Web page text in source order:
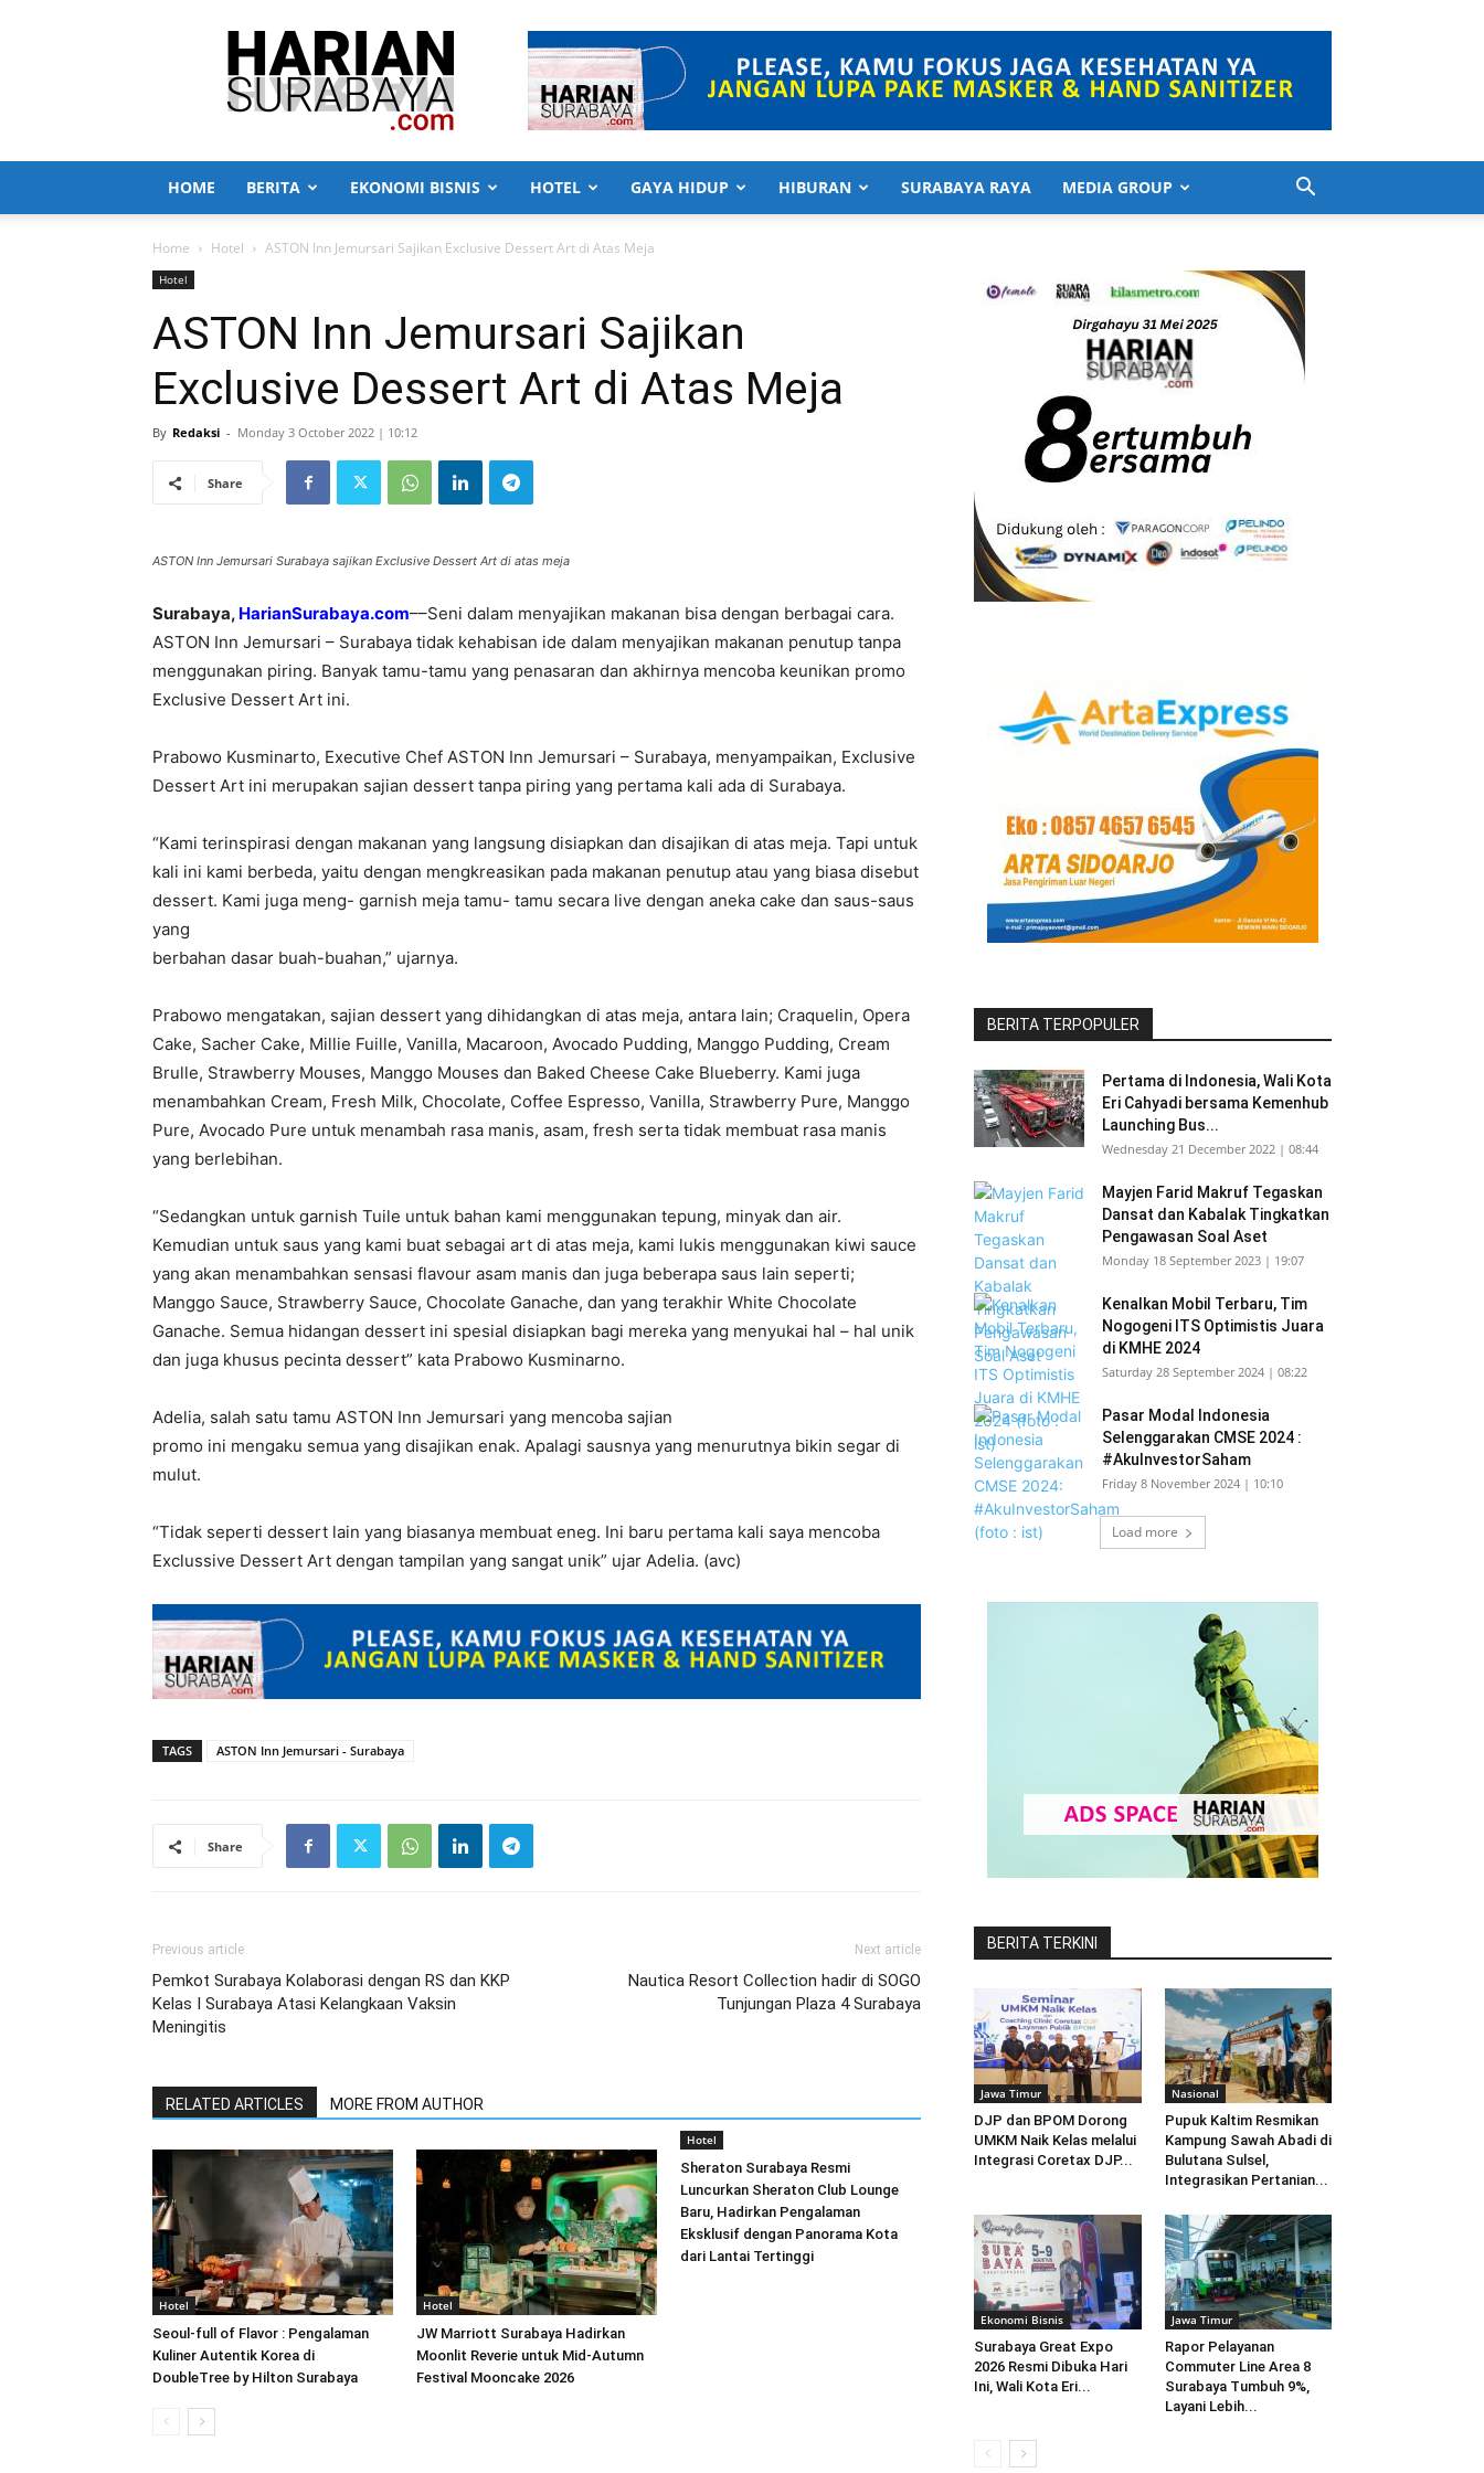
Harian
Surabaya
HOME BERITA EKONOMI BISNIS HOTEL GAYA HIDUP HIBURAN SURABAYA RAYA MEDIA GROUP
Home Hotel ASTON Inn Jemursari Sajikan Exclusive Dessert Art di Atas Meja
Hotel
ASTON Inn Jemursari Sajikan
Exclusive Dessert Art di Atas Meja
By Redaksi - Monday 3 October 2022 | 10:12
Share
ASTON Inn Jemursari Surabaya sajikan Exclusive Dessert Art di atas meja
Surabaya, HarianSurabaya.com––Seni dalam menyajikan makanan bisa dengan berbagai cara.
ASTON Inn Jemursari – Surabaya tidak kehabisan ide dalam menyajikan makanan penutup tanpa
menggunakan piring. Banyak tamu-tamu yang penasaran dan akhirnya mencoba keunikan promo
Exclusive Dessert Art ini.
Prabowo Kusminarto, Executive Chef ASTON Inn Jemursari – Surabaya, menyampaikan, Exclusive
Dessert Art ini merupakan sajian dessert tanpa piring yang pertama kali ada di Surabaya.
“Kami terinspirasi dengan makanan yang langsung disiapkan dan disajikan di atas meja. Tapi untuk
kali ini kami berbeda, yaitu dengan mengkreasikan pada makanan penutup atau yang biasa disebut
dessert. Kami juga meng- garnish meja tamu- tamu secara live dengan aneka cake dan saus-saus
yang
berbahan dasar buah-buahan,” ujarnya.
Prabowo mengatakan, sajian dessert yang dihidangkan di atas meja, antara lain; Craquelin, Opera
Cake, Sacher Cake, Millie Fuille, Vanilla, Macaroon, Avocado Pudding, Manggo Pudding, Cream
Brulle, Strawberry Mouses, Manggo Mouses dan Baked Cheese Cake Blueberry. Kami juga
menambahkan Cream, Fresh Milk, Chocolate, Coffee Espresso, Vanilla, Strawberry Pure, Manggo
Pure, Avocado Pure untuk menambah rasa manis, asam, fresh serta tidak membuat rasa manis
yang berlebihan.
“Sedangkan untuk garnish Tuile untuk bahan kami menggunakan tepung, minyak dan air.
Kemudian untuk saus yang kami buat sebagai art di atas meja, kami lukis menggunakan kiwi sauce
yang akan menambahkan sensasi flavour asam manis dan juga beberapa saus lain seperti;
Manggo Sauce, Strawberry Sauce, Chocolate Ganache, dan yang terakhir White Chocolate
Ganache. Semua hidangan dessert ini spesial disiapkan bagi mereka yang menyukai hal – hal unik
dan juga khusus pecinta dessert” kata Prabowo Kusminarno.
Adelia, salah satu tamu ASTON Inn Jemursari yang mencoba sajian
promo ini mengaku semua yang disajikan enak. Apalagi sausnya yang menurutnya bikin segar di
mulut.
“Tidak seperti dessert lain yang biasanya membuat eneg. Ini baru pertama kali saya mencoba
Exclussive Dessert Art dengan tampilan yang sangat unik” ujar Adelia. (avc)
TAGS ASTON Inn Jemursari - Surabaya
Share
Previous article
Pemkot Surabaya Kolaborasi dengan RS dan KKP
Kelas I Surabaya Atasi Kelangkaan Vaksin
Meningitis
Next article
Nautica Resort Collection hadir di SOGO
Tunjungan Plaza 4 Surabaya
RELATED ARTICLES MORE FROM AUTHOR
Hotel
Seoul-full of Flavor : Pengalaman
Kuliner Autentik Korea di
DoubleTree by Hilton Surabaya
Hotel
JW Marriott Surabaya Hadirkan
Moonlit Reverie untuk Mid-Autumn
Festival Mooncake 2026
Hotel
Sheraton Surabaya Resmi
Luncurkan Sheraton Club Lounge
Baru, Hadirkan Pengalaman
Eksklusif dengan Panorama Kota
dari Lantai Tertinggi
BERITA TERPOPULER
Pertama di Indonesia, Wali Kota
Eri Cahyadi bersama Kemenhub
Launching Bus...
Wednesday 21 December 2022 | 08:44
Mayjen Farid Makruf Tegaskan
Dansat dan Kabalak Tingkatkan
Pengawasan Soal Aset
Monday 18 September 2023 | 19:07
Kenalkan Mobil Terbaru, Tim
Nogogeni ITS Optimistis Juara
di KMHE 2024
Saturday 28 September 2024 | 08:22
Pasar Modal Indonesia
Selenggarakan CMSE 2024 :
#AkuInvestorSaham
Friday 8 November 2024 | 10:10
Load more
BERITA TERKINI
Jawa Timur
DJP dan BPOM Dorong
UMKM Naik Kelas melalui
Integrasi Coretax DJP...
Nasional
Pupuk Kaltim Resmikan
Kampung Sawah Abadi di
Bulutana Sulsel,
Integrasikan Pertanian...
Ekonomi Bisnis
Surabaya Great Expo
2026 Resmi Dibuka Hari
Ini, Wali Kota Eri...
Jawa Timur
Rapor Pelayanan
Commuter Line Area 8
Surabaya Tumbuh 9%,
Layani Lebih...